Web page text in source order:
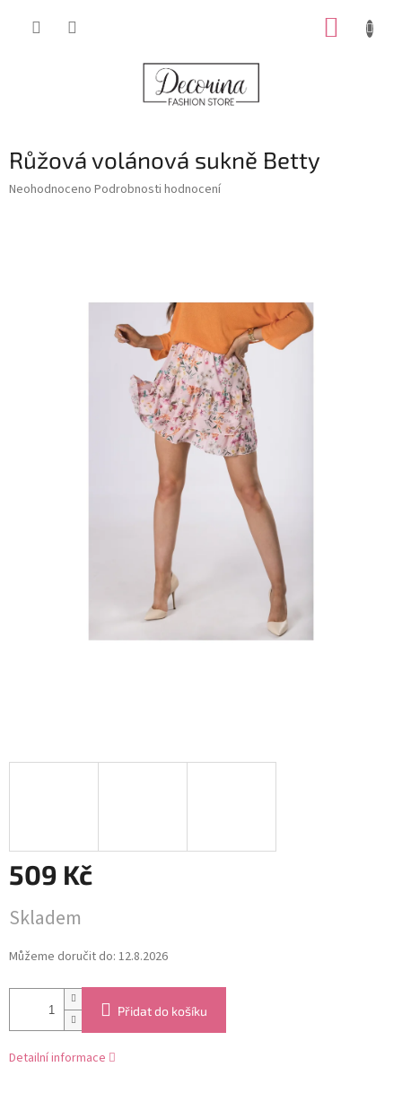
Růžová volánová sukně Betty
Průměrné
Neohodnoceno Podrobnosti hodnocení
509 Kč
cena:
Skladem
Můžeme doručit do: 12.8.2026
Přidat do košíku
Detailní informace